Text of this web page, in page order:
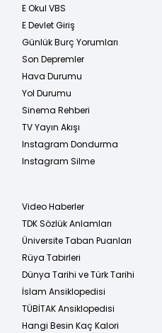
E Okul VBS
E Devlet Giriş
Günlük Burç Yorumları
Son Depremler
Hava Durumu
Yol Durumu
Sinema Rehberi
TV Yayın Akışı
Instagram Dondurma
Instagram Silme
Video Haberler
TDK Sözlük Anlamları
Üniversite Taban Puanları
Rüya Tabirleri
Dünya Tarihi ve Türk Tarihi
İslam Ansiklopedisi
TÜBİTAK Ansiklopedisi
Hangi Besin Kaç Kalori